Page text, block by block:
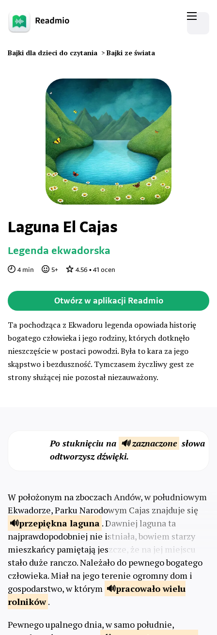
Bajki dla dzieci do czytania > Bajki ze świata
Laguna El Cajas
Legenda ekwadorska
4min 5+ 4.56 • 41 ocen
Otwórz w aplikacji Readmio
Ta pochodząca z Ekwadoru legenda opowiada historię
bogatego człowieka i jego rodziny, których dotknęło
nieszczęście w postaci powodzi. Była to kara za jego
skąpstwo i bezduszność. Tymczasem życzliwy gest ze
strony służącej nie pozostał niezauważony.
Po stuknięciu na 🔊 zaznaczone słowa
odtworzysz dźwięki.
W położonym na zboczach Andów, w południowym
Ekwadorze, Parku Narodowym Cajas znajduje się
przepiękna laguna . Dawniej laguna ta
najprawdopodobniej nie istniała, bowiem starzy
mieszkańcy pamiętają jeszcze, że na jej miejscu
stało duże ranczo. Należało do pewnego bogatego
człowieka. Miał na jego terenie ogromny dom i
gospodarstwo, w którym
pracowało wielu
rolników .
Pewnego upalnego dnia, w samo południe,